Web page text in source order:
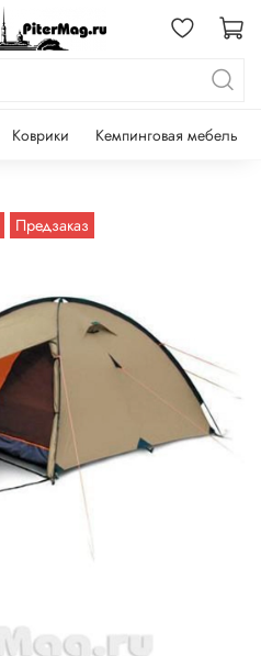
Коврики Кемпинговая мебель
Предзаказ